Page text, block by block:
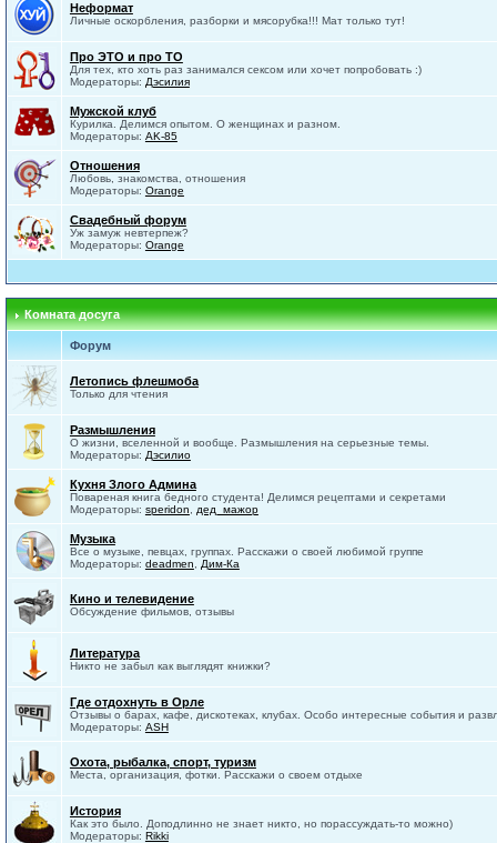
Неформат
Личные оскорбления, разборки и мясорубка!!! Мат только тут!
Про ЭТО и про ТО
Для тех, кто хоть раз занимался сексом или хочет попробовать :)
Модераторы: Дэсилия
Мужской клуб
Курилка. Делимся опытом. О женщинах и разном.
Модераторы: AK-85
Отношения
Любовь, знакомства, отношения
Модераторы: Orange
Свадебный форум
Уж замуж невтерпеж?
Модераторы: Orange
Комната досуга
Форум
Летопись флешмоба
Только для чтения
Размышления
О жизни, вселенной и вообще. Размышления на серьезные темы.
Модераторы: Дэсилио
Кухня Злого Админа
Повареная книга бедного студента! Делимся рецептами и секретами
Модераторы: speridon дед_мажор
Музыка
Все о музыке, певцах, группах. Расскажи о своей любимой группе
Модераторы: deadmen Дим-Ка
Кино и телевидение
Обсуждение фильмов, отзывы
Литература
Никто не забыл как выглядят книжки?
Где отдохнуть в Орле
Отзывы о барах, кафе, дискотеках, клубах. Особо интересные события и
Модераторы: ASH
Охота, рыбалка, спорт, туризм
Места, организация, фотки. Расскажи о своем отдыхе
История
Как это было. Доподлинно не знает никто, но порассуждать-то можно)
Модераторы: Rikki